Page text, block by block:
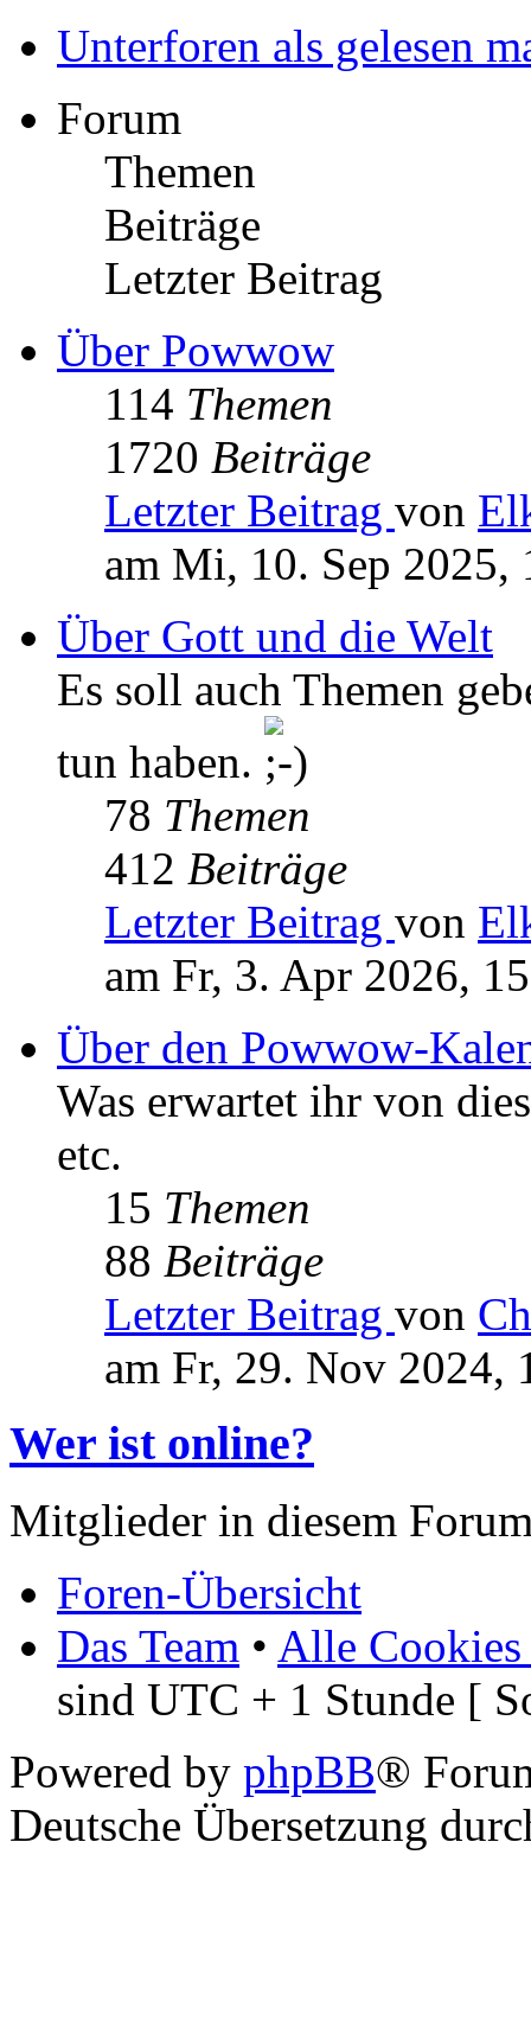
Unterforen als gelesen
Forum
Themen
Beiträge
Letzter Beitrag
Über Powwow
114 Themen
1720 Beiträge
Letzter Beitrag von
am Mi, 10. Sep 2025,
Über Gott und die Welt
Es soll auch Themen
tun haben.
78 Themen
412 Beiträge
Letzter Beitrag von
am Fr, 3. Apr 2026,
Über den Powwow-
Was erwartet ihr von
etc.
15 Themen
88 Beiträge
Letzter Beitrag von
am Fr, 29. Nov 2024,
Wer ist online?
Mitglieder in diesem
Foren-Übersicht
Das Team • Alle Cookies
sind UTC + 1 Stunde [
Powered by phpBB®
Deutsche Übersetzung